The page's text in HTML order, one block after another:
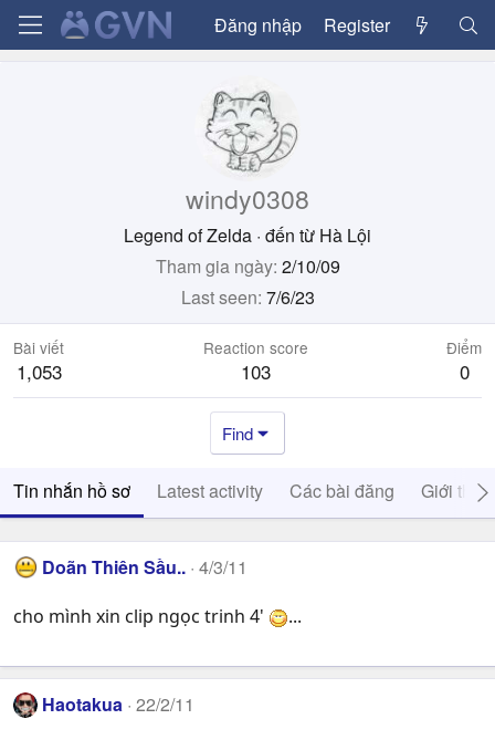
Đăng nhập Register
windy0308
Legend of Zelda · đến từ Hà Lội
Tham gia ngày 2/10/09
Last seen 7/6/23
Bài viết
1,053
Reaction score
103
Điểm
0
Find
Tin nhắn hồ sơ Latest activity Các bài đăng Giới thiệu
Doãn Thiên Sầu.. 4/3/11
cho mình xin clip ngọc trinh 4' ...
Haotakua 22/2/11